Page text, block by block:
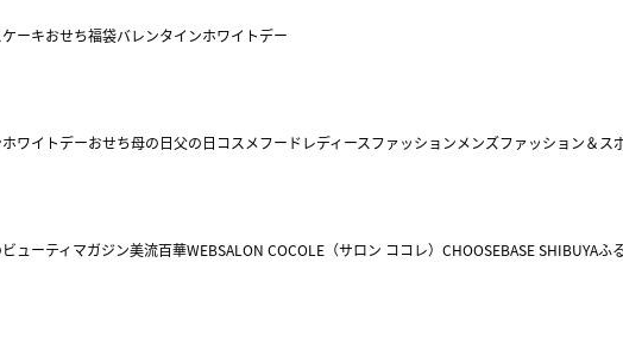
ーキおせち福袋バレンタインホワイトデー
ホワイトデーおせち母の日父の日 コスメフードレディースファッションメンズファッション＆ス
ューティマガジン美流百華WEBSALON COCOLE（サロン ココレ） CHOOSEBASE SHIBUYAふ